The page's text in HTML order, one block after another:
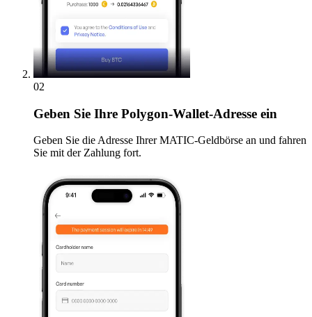
02
Geben Sie Ihre Polygon-Wallet-Adresse ein
Geben Sie die Adresse Ihrer MATIC-Geldbörse an und fahren
Sie mit der Zahlung fort.